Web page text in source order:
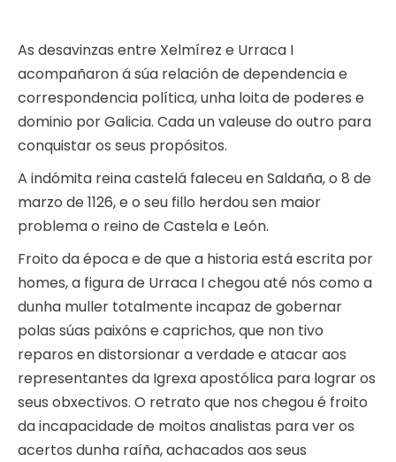
As desavinzas entre Xelmírez e Urraca I
acompañaron á súa relación de dependencia e
correspondencia política, unha loita de poderes e
dominio por Galicia. Cada un valeuse do outro para
conquistar os seus propósitos.
A indómita reina castelá faleceu en Saldaña, o 8 de
marzo de 1126, e o seu fillo herdou sen maior
problema o reino de Castela e León.
Froito da época e de que a historia está escrita por
homes, a figura de Urraca I chegou até nós como a
dunha muller totalmente incapaz de gobernar
polas súas paixóns e caprichos, que non tivo
reparos en distorsionar a verdade e atacar aos
representantes da Igrexa apostólica para lograr os
seus obxectivos. O retrato que nos chegou é froito
da incapacidade de moitos analistas para ver os
acertos dunha raíña, achacados aos seus